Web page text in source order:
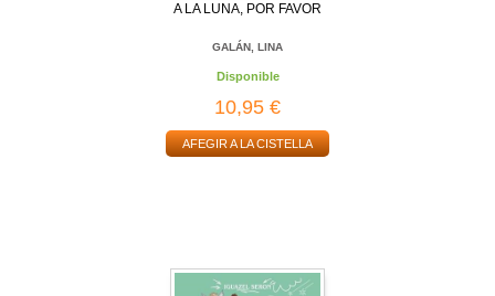
A LA LUNA, POR FAVOR
GALÁN, LINA
Disponible
10,95 €
AFEGIR A LA CISTELLA